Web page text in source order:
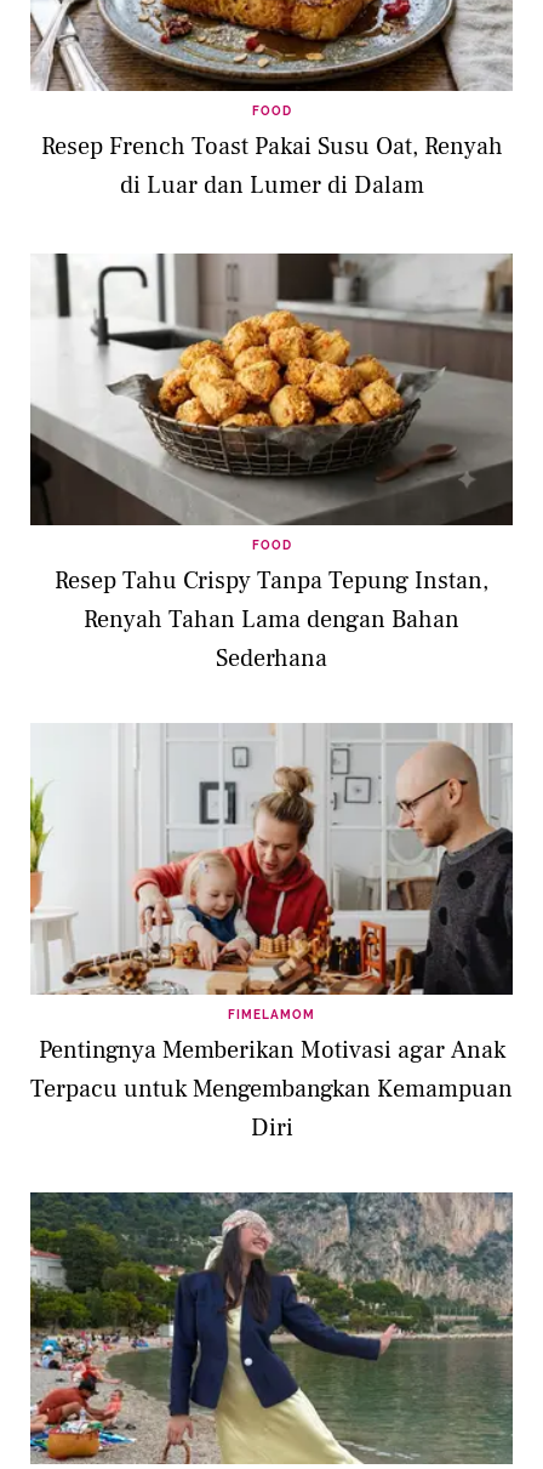
FOOD
Resep French Toast Pakai Susu Oat, Renyah
di Luar dan Lumer di Dalam
FOOD
Resep Tahu Crispy Tanpa Tepung Instan,
Renyah Tahan Lama dengan Bahan
Sederhana
FIMELAMOM
Pentingnya Memberikan Motivasi agar Anak
Terpacu untuk Mengembangkan Kemampuan
Diri